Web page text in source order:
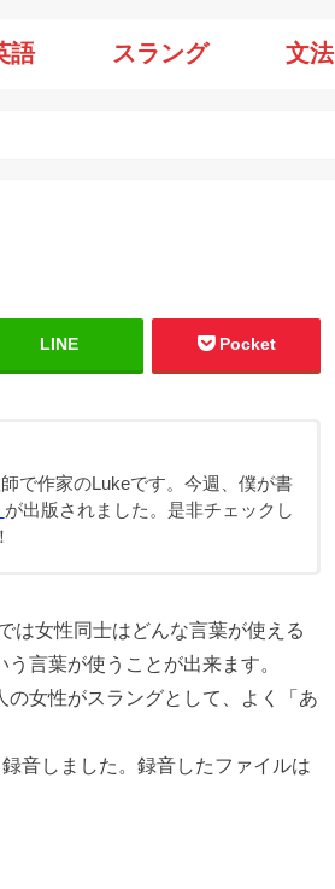
語 スラング 文法
LINE Pocket
で作家のLukeです。今週、僕が書
が出版されました。是非チェックし
は女性同士はどんな言葉が使える
言葉が使うことが出来ます。
の女性がスラングとして、よく「あ
音しました。録音したファイルは